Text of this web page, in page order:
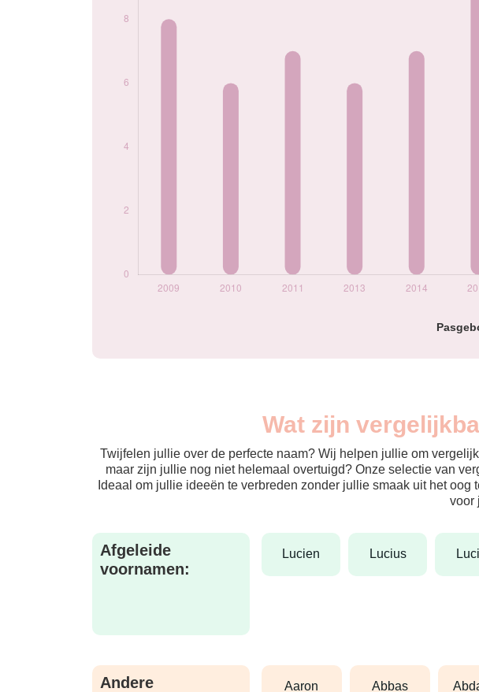
Wat zijn
Twijfelen jullie over de perfecte naam? Wij helpen jullie om
maar zijn jullie nog niet helemaal overtuigd? Onze selectie van
Ideaal om jullie ideeën te verbreden zonder jullie smaak uit het
voor
Afgeleide
voornamen:
lucien lucius
Andere
aaron abbas